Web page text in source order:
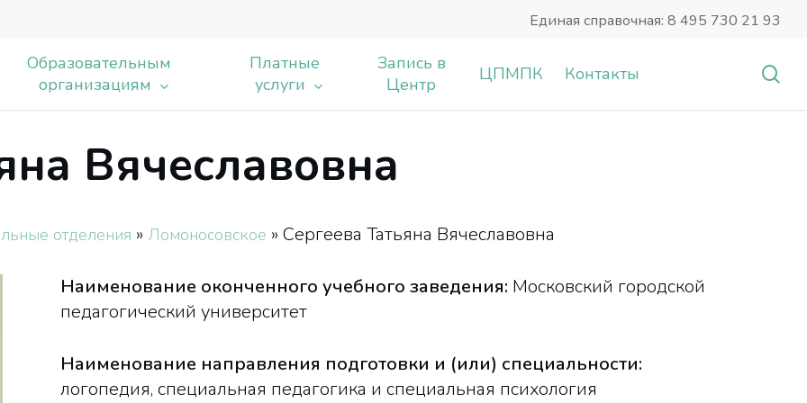
Единая справочная: 8 495 730 21 93
Образовательным
организациям
Платные
услуги
Запись в
Центр
ЦПМПК Контакты
Вячеславовна
отделения » Ломоносовское »Сергеева Татьяна Вячеславовна
Наименование оконченного учебного заведения: Московский городской
педагогический университет
Наименование направления подготовки и (или) специальности:
логопедия, специальная педагогика и специальная психология